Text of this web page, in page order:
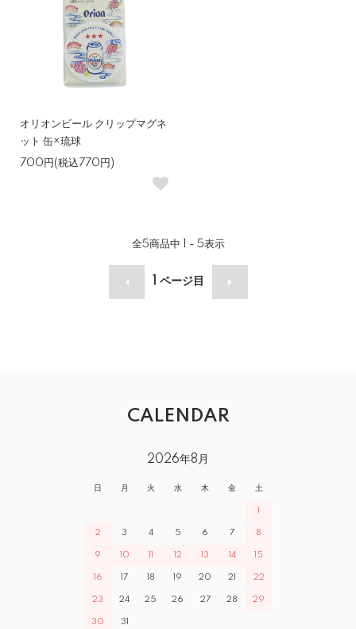
オリオンビール クリップマグネ
ット 缶×琉球
700円(税込770円)
全5商品中 1 - 5表示
ページ目
CALENDAR
2026年8月
日 月 火 水 木 金 土
1
2 3 4 5 6 7 8
9 10 11 12 13 14 15
16 17 18 19 20 21 22
23 24 25 26 27 28 29
30 31